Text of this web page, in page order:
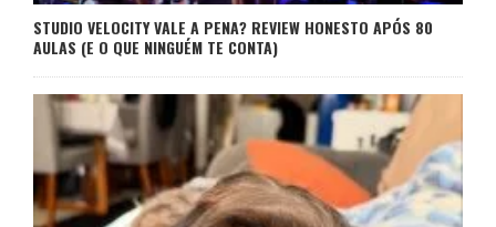
STUDIO VELOCITY VALE A PENA? REVIEW HONESTO APÓS 80
AULAS (E O QUE NINGUÉM TE CONTA)